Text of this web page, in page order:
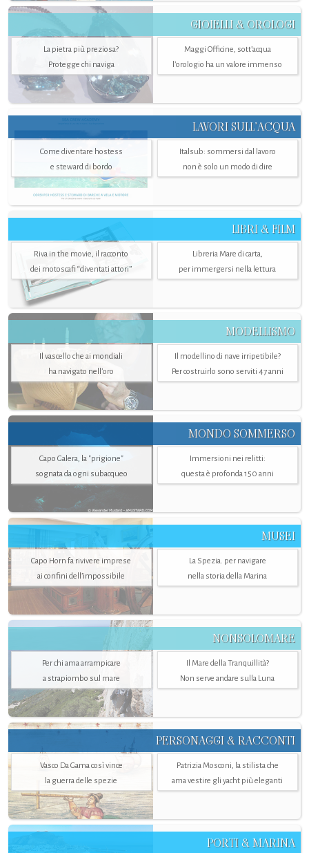
GIOIELLI & OROLOGI
La pietra più preziosa?
Protegge chi naviga
Maggi Officine, sott’acqua
l'orologio ha un valore immenso
LAVORI SULL’ACQUA
Come diventare hostess
e steward di bordo
Italsub: sommersi dal lavoro
non è solo un modo di dire
LIBRI & FILM
Riva in the movie, il racconto
dei motoscafi “diventati attori”
Libreria Mare di carta,
per immergersi nella lettura
MODELLISMO
Il vascello che ai mondiali
ha navigato nell’oro
Il modellino di nave irripetibile?
Per costruirlo sono serviti 47 anni
MONDO SOMMERSO
Capo Galera, la "prigione"
sognata da ogni subacqueo
Immersioni nei relitti:
questa è profonda 150 anni
MUSEI
Capo Horn fa rivivere imprese
ai confini dell’impossibile
La Spezia. per navigare
nella storia della Marina
NONSOLOMARE
Per chi ama arrampicare
a strapiombo sul mare
Il Mare della Tranquillità?
Non serve andare sulla Luna
PERSONAGGI & RACCONTI
Vasco Da Gama così vince
la guerra delle spezie
Patrizia Mosconi, la stilista che
ama vestire gli yacht più eleganti
PORTI & MARINA